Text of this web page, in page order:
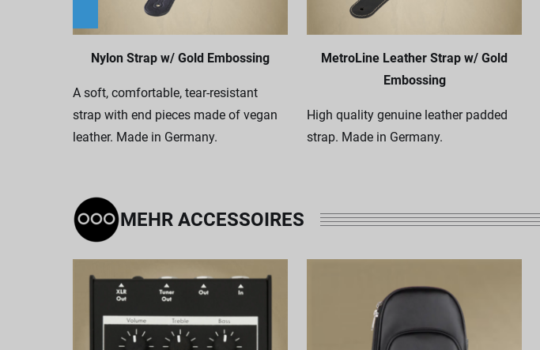
Nylon Strap w/ Gold Embossing
A soft, comfortable, tear-resistant
strap with end pieces made of vegan
leather. Made in Germany.
MetroLine Leather Strap w/ Gold
Embossing
High quality genuine leather padded
strap. Made in Germany.
MEHR ACCESSOIRES